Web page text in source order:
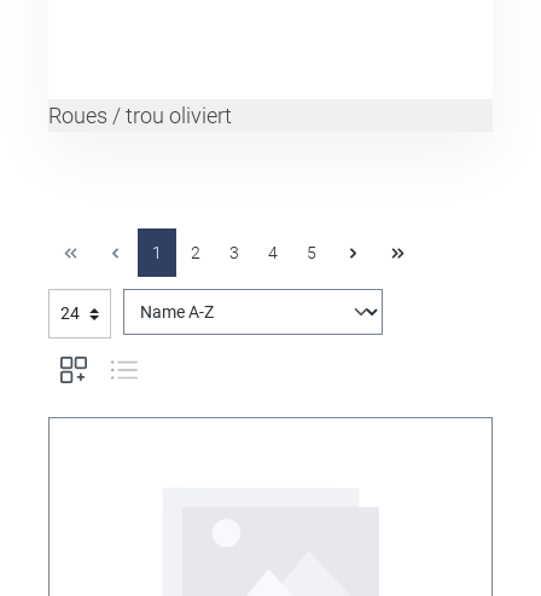
Roues / trou oliviert
1 2 3 4 5